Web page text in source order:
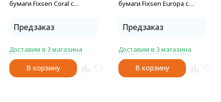
бумаги Fixsen Coral с
Предзаказ
Доставим в 3 магазина
В корзину
бумаги Fixsen Europa с
Предзаказ
Доставим в 3 магазина
В корзину